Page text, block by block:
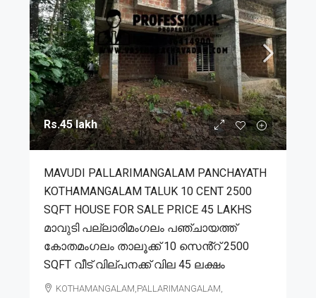
Rs.45 lakh
MAVUDI PALLARIMANGALAM PANCHAYATH
KOTHAMANGALAM TALUK 10 CENT 2500
SQFT HOUSE FOR SALE PRICE 45 LAKHS
മാവുടി പല്ലാരിമംഗലം പഞ്ചായത്ത്
കോതമംഗലം താലൂക്ക് 10 സെൻ്റ് 2500
SQFT വീട് വില്പനക്ക് വില 45 ലക്ഷം
KOTHAMANGALAM,PALLARIMANGALAM,